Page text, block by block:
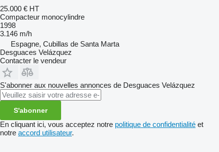
25.000 € HT
Compacteur monocylindre
1998
3.146 m/h
Espagne, Cubillas de Santa Marta
Desguaces Velázquez
Contacter le vendeur
S'abonner aux nouvelles annonces de Desguaces Velázquez
S'abonner
En cliquant ici, vous acceptez notre politique de confidentialité et
notre accord utilisateur.